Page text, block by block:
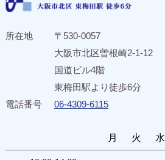
所在地
〒530-0057
大阪市北区曽根崎2-1-12
国道ビル4階
東梅田駅より徒歩6分
電話番号
06-4309-6115
月 火 水